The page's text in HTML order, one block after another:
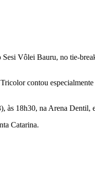
Vôlei Bauru, no tie-
contou
às 18h30, na Arena Dentil,
Catarina.